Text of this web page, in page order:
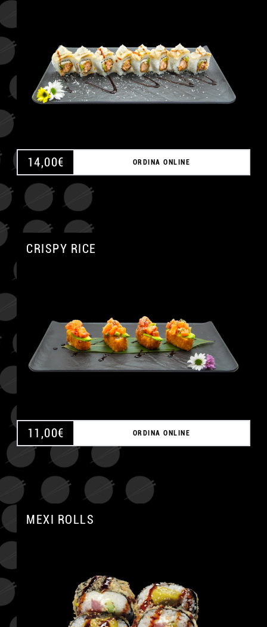
14,00€ ORDINA ONLINE
CRISPY RICE
11,00€ ORDINA ONLINE
MEXI ROLLS